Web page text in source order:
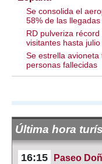
Se consolida el
58% de las
RD pulveriza
visitantes hasta julio
Se estrella
personas fallecidas
Última hora
16:15
Paseo